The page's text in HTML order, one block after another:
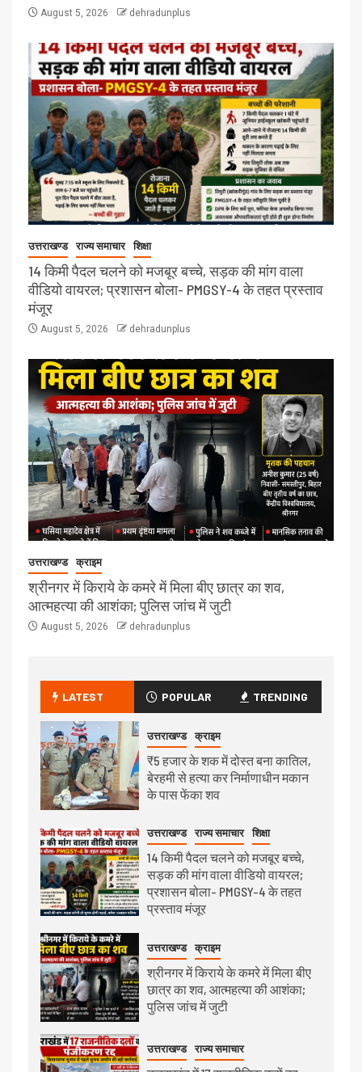
August 5, 2026 dehradunplus
उत्तराखण्ड राज्य समाचार शिक्षा
14 किमी पैदल चलने को मजबूर बच्चे, सड़क की मांग वाला
वीडियो वायरल; प्रशासन बोला- PMGSY-4 के तहत प्रस्ताव
मंजूर
August 5, 2026 dehradunplus
उत्तराखण्ड क्राइम
श्रीनगर में किराये के कमरे में मिला बीए छात्र का शव,
आत्महत्या की आशंका; पुलिस जांच में जुटी
August 5, 2026 dehradunplus
LATEST POPULAR TRENDING
उत्तराखण्ड क्राइम
₹5 हजार के शक में दोस्त बना कातिल,
बेरहमी से हत्या कर निर्माणाधीन मकान
के पास फेंका शव
उत्तराखण्ड राज्य समाचार शिक्षा
14 किमी पैदल चलने को मजबूर बच्चे,
सड़क की मांग वाला वीडियो वायरल;
प्रशासन बोला- PMGSY-4 के तहत
प्रस्ताव मंजूर
उत्तराखण्ड क्राइम
श्रीनगर में किराये के कमरे में मिला बीए
छात्र का शव, आत्महत्या की आशंका;
पुलिस जांच में जुटी
उत्तराखण्ड राज्य समाचार